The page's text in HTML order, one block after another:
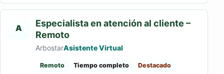
A
Especialista en atención al cliente –
Remoto
ArbostarAsistente Virtual
Remoto Tiempo completo Destacado